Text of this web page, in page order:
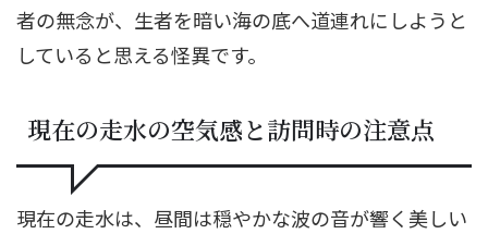
者の無念が、生者を暗い海の底へ道連れにしようと
していると思える怪異です。
現在の走水の空気感と訪問時の注意点
現在の走水は、昼間は穏やかな波の音が響く美しい